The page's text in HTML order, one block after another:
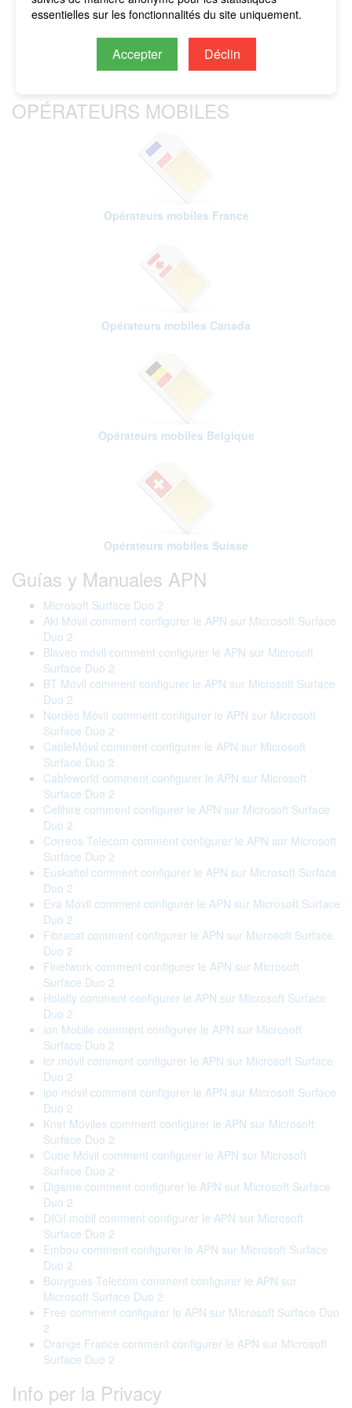
essentielles sur les fonctionnalités du site uniquement.
Accepter Déclin
imputés sur le crédit restant.
OPÉRATEURS MOBILES
Opérateurs mobiles France
Opérateurs mobiles Canada
Opérateurs mobiles Belgique
Opérateurs mobiles Suisse
Guías y Manuales APN
Microsoft Surface Duo 2
Aki Móvil comment configurer le APN sur Microsoft Surface
Duo 2
Blaveo móvil comment configurer le APN sur Microsoft
Surface Duo 2
BT Móvil comment configurer le APN sur Microsoft Surface
Duo 2
Nordés Móvil comment configurer le APN sur Microsoft
Surface Duo 2
CableMóvil comment configurer le APN sur Microsoft
Surface Duo 2
Cableworld comment configurer le APN sur Microsoft
Surface Duo 2
Cellhire comment configurer le APN sur Microsoft Surface
Duo 2
Correos Telecom comment configurer le APN sur Microsoft
Surface Duo 2
Euskaltel comment configurer le APN sur Microsoft Surface
Duo 2
Eva Móvil comment configurer le APN sur Microsoft Surface
Duo 2
Fibracat comment configurer le APN sur Microsoft Surface
Duo 2
Finetwork comment configurer le APN sur Microsoft
Surface Duo 2
Holafly comment configurer le APN sur Microsoft Surface
Duo 2
ion Mobile comment configurer le APN sur Microsoft
Surface Duo 2
lcr móvil comment configurer le APN sur Microsoft Surface
Duo 2
ipo móvil comment configurer le APN sur Microsoft Surface
Duo 2
Knet Móviles comment configurer le APN sur Microsoft
Surface Duo 2
Cube Móvil comment configurer le APN sur Microsoft
Surface Duo 2
Digame comment configurer le APN sur Microsoft Surface
Duo 2
DIGI mobil comment configurer le APN sur Microsoft
Surface Duo 2
Embou comment configurer le APN sur Microsoft Surface
Duo 2
Bouygues Telecom comment configurer le APN sur
Microsoft Surface Duo 2
Free comment configurer le APN sur Microsoft Surface Duo
2
Orange France comment configurer le APN sur Microsoft
Surface Duo 2
Info per la Privacy